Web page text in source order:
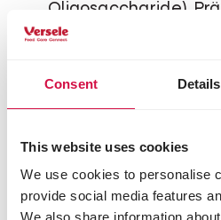
Consent Details
This website uses cookies
We use cookies to personalise
provide social media features
We also share information
Oligosaccharide).
Nahrungsquelle für
Fähigkeit, schädliche
anrichten. Beide